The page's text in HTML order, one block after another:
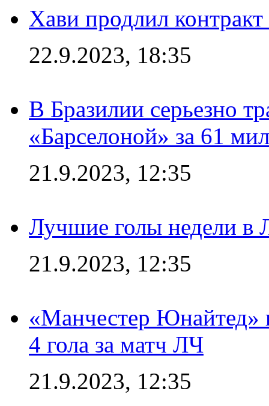
Хави продлил
22.9.2023, 18:35
В Бразилии серьезно
«Барселоной» за 61
21.9.2023, 12:35
Лучшие голы недели в
21.9.2023, 12:35
«Манчестер Юнайтед»
4 гола за матч ЛЧ
21.9.2023, 12:35